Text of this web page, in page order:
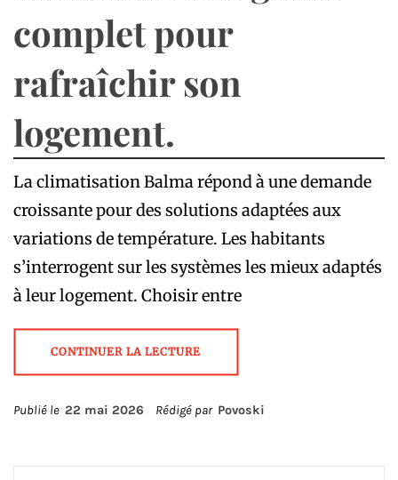
complet pour
rafraîchir son
logement.
La climatisation Balma répond à une demande
croissante pour des solutions adaptées aux
variations de température. Les habitants
s’interrogent sur les systèmes les mieux adaptés
à leur logement. Choisir entre
CONTINUER LA LECTURE
Publié le 22 mai 2026 Rédigé par Povoski